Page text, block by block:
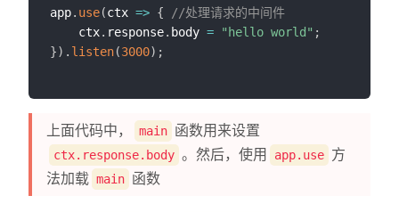
app. use(ctx => {
//处理请求的中间件
    ctx
. response. body = "hello world" ;
}) . listen(3000) ;
上面代码中， main 函数用来设置
ctx.response.body 。然后，使用 app.use 方
法加载 main 函数